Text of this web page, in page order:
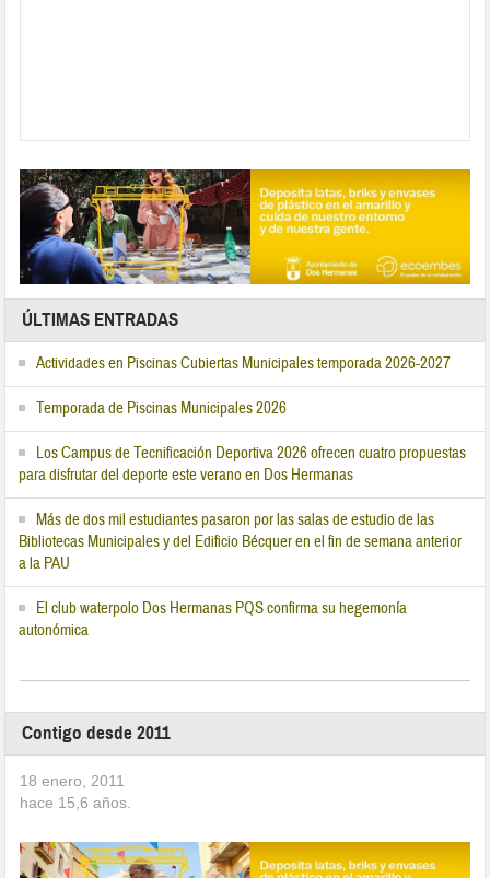
ÚLTIMAS ENTRADAS
Actividades en Piscinas Cubiertas Municipales temporada 2026-2027
Temporada de Piscinas Municipales 2026
Los Campus de Tecnificación Deportiva 2026 ofrecen cuatro propuestas
para disfrutar del deporte este verano en Dos Hermanas
Más de dos mil estudiantes pasaron por las salas de estudio de las
Bibliotecas Municipales y del Edificio Bécquer en el fin de semana anterior
a la PAU
El club waterpolo Dos Hermanas PQS confirma su hegemonía
autonómica
Contigo desde 2011
18 enero, 2011
hace 15,6 años.